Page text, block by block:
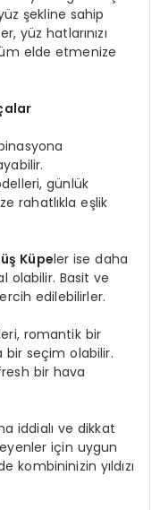
şekline sahip
yüz hatlarınızı
elde etmenize
günlük
rahatlıkla eşlik
Küpeler ise daha
olabilir. Basit ve
edilebilirler.
romantik bir
seçim olabilir.
bir hava
iddialı ve dikkat
için uygun
kombininizin yıldızı